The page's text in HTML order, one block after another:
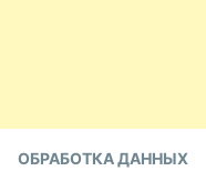
ОБРАБОТКА ДАННЫХ